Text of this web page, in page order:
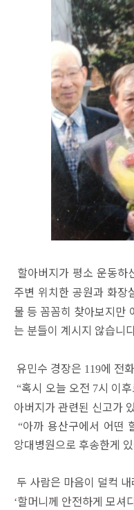
할아버지가 평소 운동하
주변 위치한 공원과 화장
물 등 꼼꼼히 찾아보지만
는 분들이 계시지 않습니
유민수 경장은 119에 전
“혹시 오늘 오전 7시 이
아버지가 관련된 신고가
“아까 용산구에서 어떤
앙대병원으로 후송한게
두 사람은 마음이 덜컥
‘할머니께 안전하게 모셔